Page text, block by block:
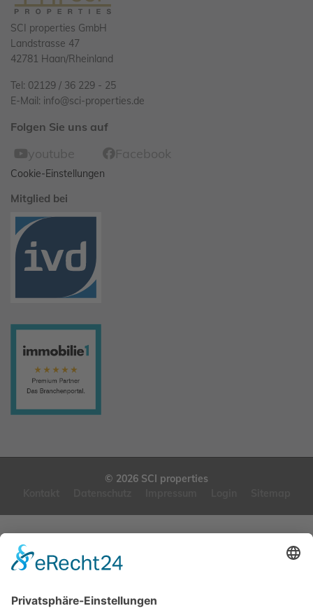
SCI properties GmbH
Landstrasse 47
42781 Haan/Rheinland
Tel: 02129 / 36 229 - 25
E-Mail: info@sci-properties.de
Folgen Sie uns auf
youtube Facebook
Cookie-Einstellungen
Mitglied bei
© 2026 SCI properties